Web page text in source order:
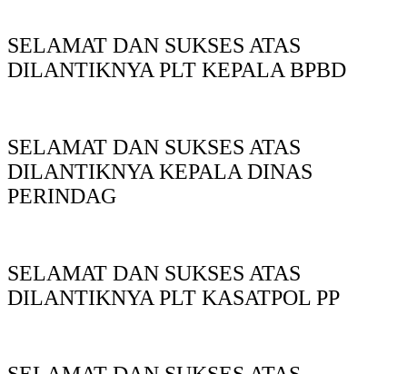
SELAMAT DAN SUKSES ATAS
DILANTIKNYA PLT KEPALA BPBD
SELAMAT DAN SUKSES ATAS
DILANTIKNYA KEPALA DINAS
PERINDAG
SELAMAT DAN SUKSES ATAS
DILANTIKNYA PLT KASATPOL PP